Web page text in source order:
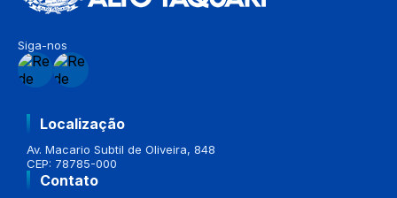
Siga-nos
Localização
Av. Macario Subtil de Oliveira, 848
CEP: 78785-000
Contato